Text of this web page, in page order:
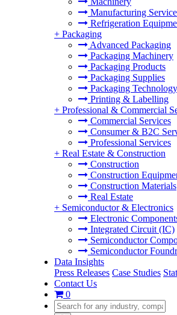
Manufacturing
Refrigeration
+ Packaging
Advanced Packaging
Packaging Machinery
Packaging Products
Packaging Supplies
Packaging Technology
Printing & Labelling
+ Professional & Commercial
Commercial Services
Consumer & B2C
Professional Services
+ Real Estate & Construction
Construction
Construction
Construction Materials
Real Estate
+ Semiconductor & Electronics
Electronic
Integrated Circuit (IC)
Semiconductor
Semiconductor
Data Insights
Press Releases Case Studies
Contact Us
0